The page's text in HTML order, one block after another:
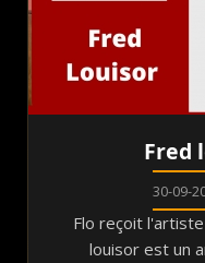
Fred
30-09-
Flo reçoit
louisor est un